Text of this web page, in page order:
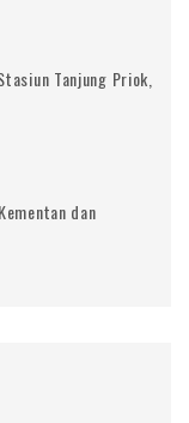
Tanjung Priok,
dan